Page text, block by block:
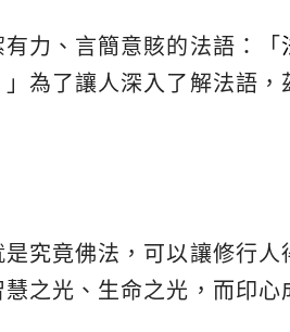
力、言簡意賅的法語：「
」為了讓人深入了解法語，
究竟佛法，可以讓修行人
之光、生命之光，而印心